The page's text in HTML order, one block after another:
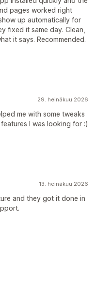
pages worked right
up automatically for
fixed it same day. Clean,
it says. Recommended.
29. heinäkuu 2026
me with some tweaks
I was looking for :)
13. heinäkuu 2026
and they got it done in